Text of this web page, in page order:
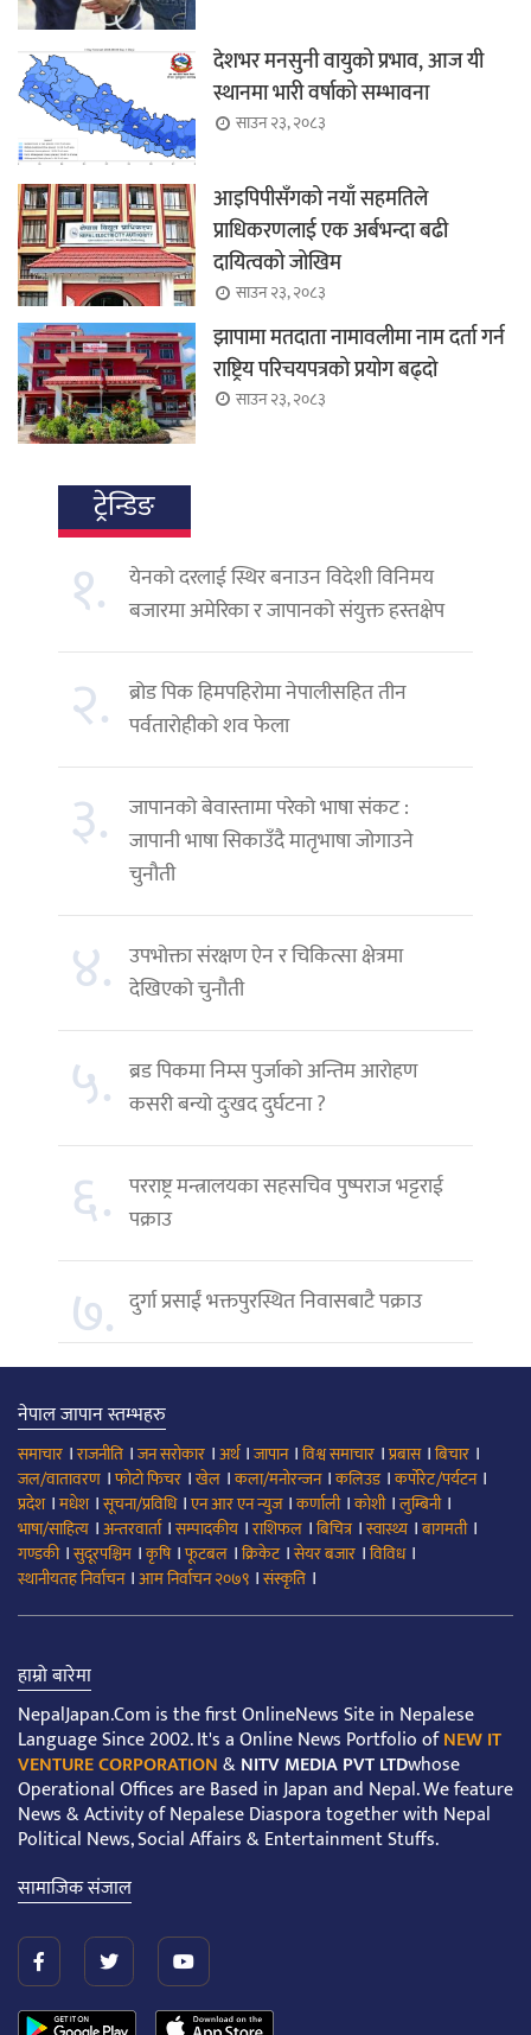
देशभर मनसुनी वायुको प्रभाव, आज यी
स्थानमा भारी वर्षाको सम्भावना
साउन २३, २०८३
आइपिपीसँगको नयाँ सहमतिले
प्राधिकरणलाई एक अर्बभन्दा बढी
दायित्वको जोखिम
साउन २३, २०८३
झापामा मतदाता नामावलीमा नाम दर्ता गर्न
राष्ट्रिय परिचयपत्रको प्रयोग बढ्दो
साउन २३, २०८३
ट्रेन्डिङ
१.
येनको दरलाई स्थिर बनाउन विदेशी विनिमय
बजारमा अमेरिका र जापानको संयुक्त हस्तक्षेप
२. ब्रोड पिक हिमपहिरोमा नेपालीसहित तीन
पर्वतारोहीको शव फेला
३.
जापानको बेवास्तामा परेको भाषा संकट :
जापानी भाषा सिकाउँदै मातृभाषा जोगाउने
चुनौती
४. उपभोक्ता संरक्षण ऐन र चिकित्सा क्षेत्रमा
देखिएको चुनौती
५. ब्रड पिकमा निम्स पुर्जाको अन्तिम आरोहण
कसरी बन्यो दुःखद दुर्घटना ?
६. परराष्ट्र मन्त्रालयका सहसचिव पुष्पराज भट्टराई
पक्राउ
७. दुर्गा प्रसाईं भक्तपुरस्थित निवासबाटै पक्राउ
नेपाल जापान स्तम्भहरु
समाचार ।राजनीति ।जन सरोकार ।अर्थ।जापान।विश्व समाचार ।प्रबास।बिचार ।
जल/वातावरण ।फोटो फिचर ।खेल ।कला/मनोरन्जन।कलिउड।कर्पोरेट/पर्यटन।
प्रदेश।मधेश।सूचना/प्रविधि।एन आर एन न्युज।कर्णाली।कोशी।लुम्बिनी।
भाषा/साहित्य ।अन्तरवार्ता।सम्पादकीय ।राशिफल ।बिचित्र।स्वास्थ्य ।बागमती।
गण्डकी।सुदूरपश्चिम ।कृषि।फूटबल ।क्रिकेट।सेयर बजार ।विविध।
स्थानीयतह निर्वाचन।आम निर्वाचन २०७९ ।संस्कृति ।
हाम्रो बारेमा
NepalJapan.Com is the first OnlineNews Site in Nepalese
Language Since 2002. It's a Online News Portfolio ofNEW IT
VENTURE CORPORATION&NITV MEDIA PVT LTDwhose
Operational Offices are Based in Japan and Nepal. We feature
News & Activity of Nepalese Diaspora together with Nepal
Political News, Social Affairs & Entertainment Stuffs.
सामाजिक संजाल